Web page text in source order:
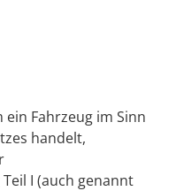
ein Fahrzeug im Sinn
handelt,
I (auch genannt